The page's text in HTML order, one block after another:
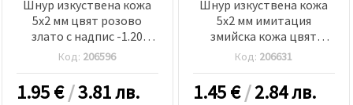
дадения
"бисквитки"
"Запази"
Шнур изкуствена кожа
5x2 мм цвят розово
злато с надпис -1.20
метра
Код: 206596
1.95€/3.81 лв.
Шнур изкуствена кожа
5x2 мм имитация
змийска кожа цвят
тъмно сив лак -1.10
метра
Код: 206631
1.45€/2.84 лв.